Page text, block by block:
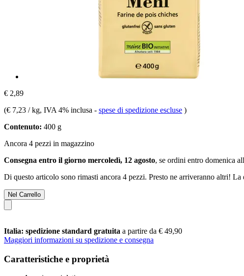
€ 2,89
(€ 7,23 / kg, IVA 4% inclusa - spese di spedizione escluse )
Contenuto: 400 g
Ancora 4 pezzi in magazzino
Consegna entro il giorno mercoledì, 12 agosto, se ordini entro domenica
Di questo articolo sono rimasti ancora 4 pezzi. Presto ne arriveranno altri!
Nel Carrello
Italia: spedizione standard gratuita a partire da € 49,90
Maggiori informazioni su spedizione e consegna
Caratteristiche e proprietà